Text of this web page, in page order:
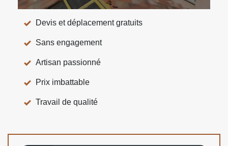
Devis et déplacement gratuits
Sans engagement
Artisan passionné
Prix imbattable
Travail de qualité